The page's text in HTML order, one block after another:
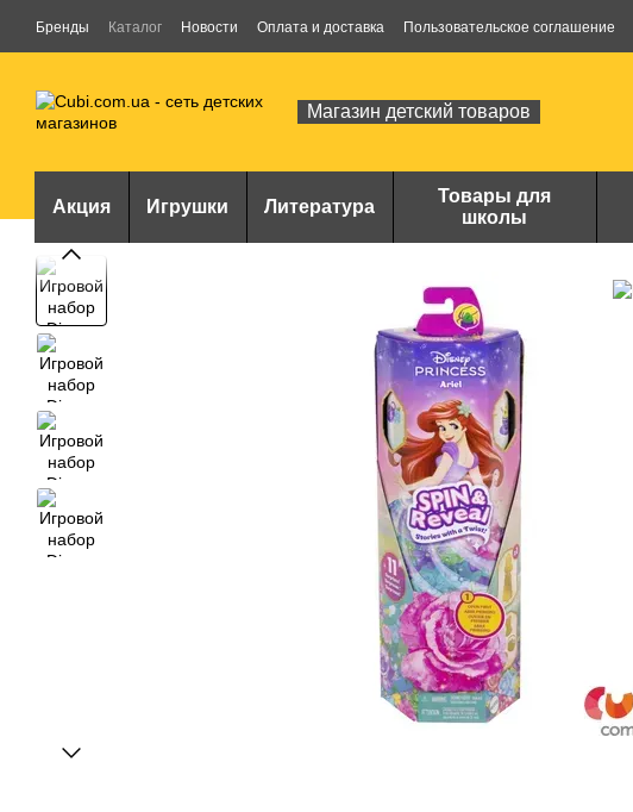
Перейти к основному контенту
Бренды Каталог Новости Оплата и доставка Пользовательское соглашение
Магазин детский товаров
Акция Игрушки Литература
Товары для
школы